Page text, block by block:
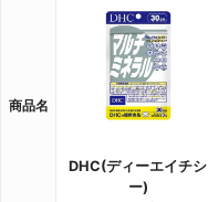
商品名
DHC(ディーエイチシ
ー)